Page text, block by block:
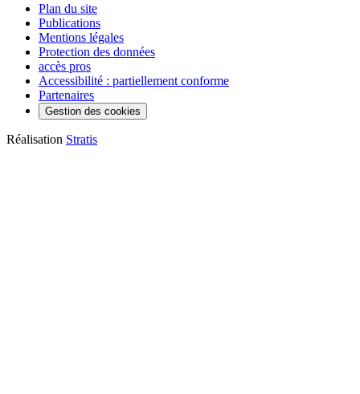
Plan du site
Publications
Mentions légales
Protection des données
accès pros
Accessibilité : partiellement conforme
Partenaires
Gestion des cookies
Réalisation Stratis